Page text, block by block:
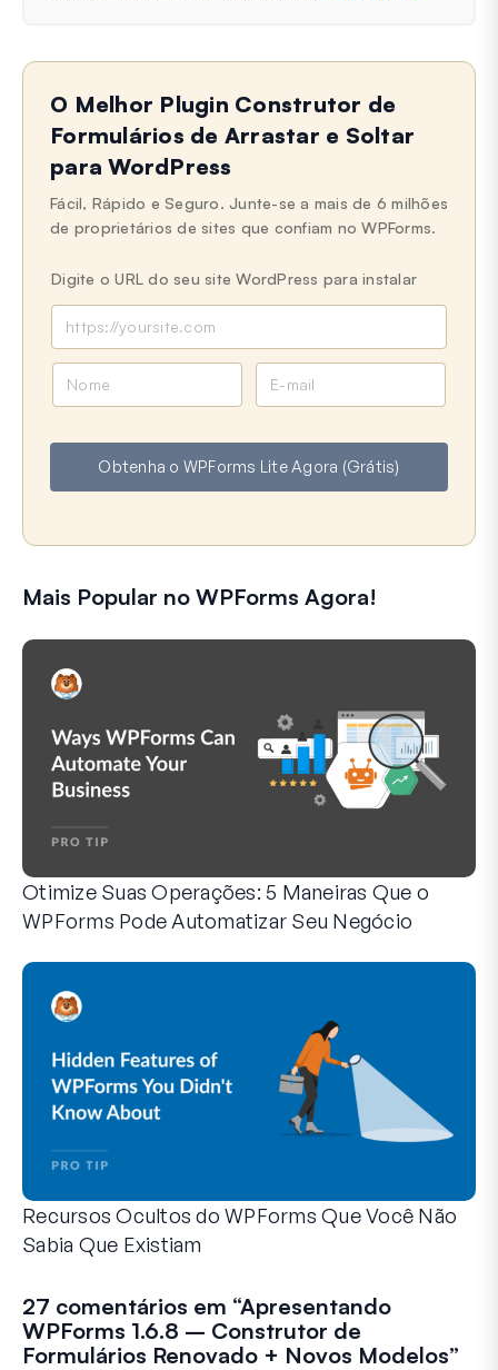
O Melhor Plugin Construtor de
Formulários de Arrastar e Soltar
para WordPress
Fácil, Rápido e Seguro. Junte-se a mais de 6 milhões
de proprietários de sites que confiam no WPForms.
Digite o URL do seu site WordPress para instalar
e
a
l
Obtenha o WPForms Lite Agora (Grátis)
Mais Popular no WPForms Agora!
Otimize Suas Operações: 5 Maneiras Que o
WPForms Pode Automatizar Seu Negócio
Recursos Ocultos do WPForms Que Você Não
Sabia Que Existiam
27 comentários em “Apresentando
WPForms 1.6.8 – Construtor de
Formulários Renovado + Novos Modelos”